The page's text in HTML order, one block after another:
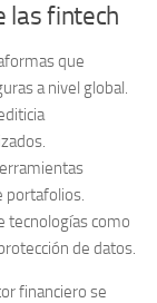
las fintech
que
a nivel global.
portafolios.
tecnologías como
de datos.
financiero se